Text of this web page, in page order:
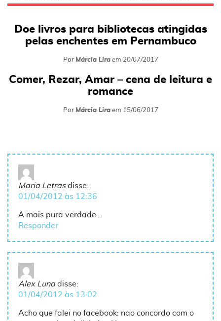
Doe livros para bibliotecas atingidas
pelas enchentes em Pernambuco
Por Márcia Liraem 20/07/2017
Comer, Rezar, Amar – cena de leitura e
romance
Por Márcia Liraem 15/06/2017
Maria Letras disse:
01/04/2012 às 12:36
A mais pura verdade…
Responder
Alex Luna disse:
01/04/2012 às 13:02
Acho que falei no facebook: nao concordo com o